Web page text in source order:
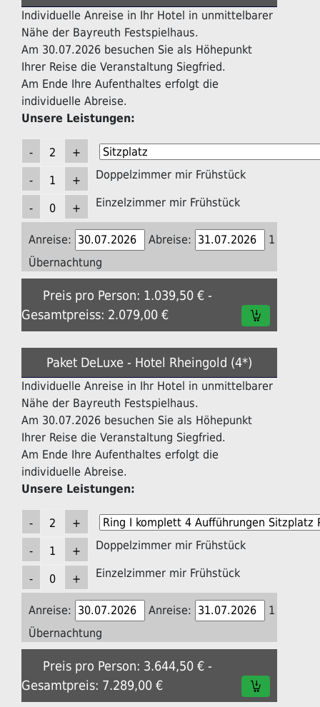
Individuelle Anreise in Ihr Hotel in unmittelbarer
Nähe der Bayreuth Festspielhaus.
Am 30.07.2026 besuchen Sie als Höhepunkt
Ihrer Reise die Veranstaltung Siegfried.
Am Ende Ihre Aufenthaltes erfolgt die
individuelle Abreise.
Unsere Leistungen:
Doppelzimmer mir Frühstück
Einzelzimmer mir Frühstück
Anreise: Abreise:
1
Übernachtung
Preis pro Person: 1.039,50 € -
Gesamtpreiss: 2.079,00 €
Paket DeLuxe - Hotel Rheingold (4*)
Individuelle Anreise in Ihr Hotel in unmittelbarer
Nähe der Bayreuth Festspielhaus.
Am 30.07.2026 besuchen Sie als Höhepunkt
Ihrer Reise die Veranstaltung Siegfried.
Am Ende Ihre Aufenthaltes erfolgt die
individuelle Abreise.
Unsere Leistungen:
Doppelzimmer mir Frühstück
Einzelzimmer mir Frühstück
Anreise: Anreise:
1
Übernachtung
Preis pro Person: 3.644,50 € -
Gesamtpreis: 7.289,00 €